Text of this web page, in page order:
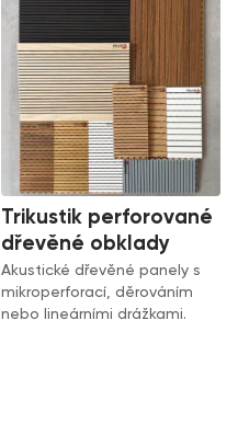
Trikustik perforované
dřevěné obklady
Akustické dřevěné panely s
mikroperforací, děrováním
nebo lineárními drážkami.